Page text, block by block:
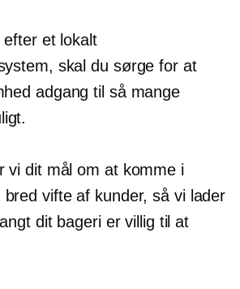
efter et lokalt
skal du sørge for at
adgang til så mange
vi dit mål om at komme i
bred vifte af kunder, så vi lader
dit bageri er villig til at